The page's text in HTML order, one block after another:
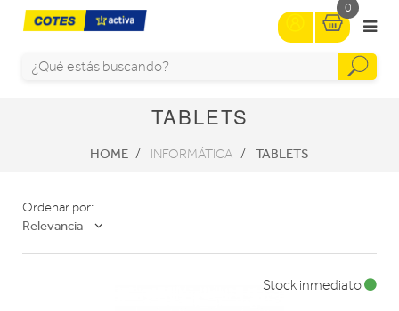
0
TABLETS
HOME INFORMÁTICA TABLETS
Ordenar por:
Relevancia
Stock inmediato